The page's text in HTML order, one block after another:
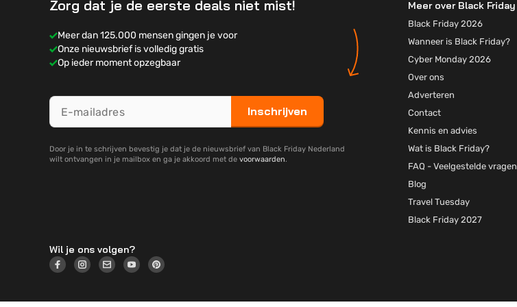
Zorg dat je de eerste deals niet mist!
Meer dan 125.000 mensen gingen je voor
Onze nieuwsbrief is volledig gratis
Op ieder moment opzegbaar
Inschrijven
Door je in te schrijven bevestig je dat je de nieuwsbrief van Black Friday Nederland
wilt ontvangen in je mailbox en ga je akkoord met de voorwaarden.
Meer over Black Friday
Black Friday 2026
Wanneer is Black Friday?
Cyber Monday 2026
Over ons
Adverteren
Contact
Kennis en advies
Wat is Black Friday?
FAQ - Veelgestelde vragen
Blog
Travel Tuesday
Black Friday 2027
Wil je ons volgen?